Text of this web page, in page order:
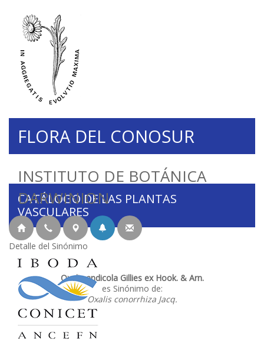
INSTITUTO DE BOTÁNICA
DARWINION
FLORA DEL CONOSUR
CATÁLOGO DE LAS PLANTAS
VASCULARES
Detalle del Sinónimo
Oxalis andicola Gillies ex Hook. & Arn.
es Sinónimo de:
Oxalis conorrhiza Jacq.